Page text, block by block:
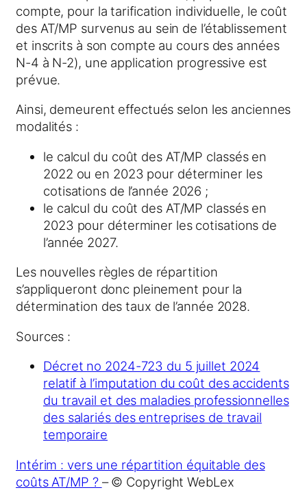
compte, pour la tarification individuelle, le coût
des AT/MP survenus au sein de l’établissement
et inscrits à son compte au cours des années
N-4 à N-2), une application progressive est
prévue.
Ainsi, demeurent effectués selon les anciennes
modalités :
le calcul du coût des AT/MP classés en
2022 ou en 2023 pour déterminer les
cotisations de l’année 2026 ;
le calcul du coût des AT/MP classés en
2023 pour déterminer les cotisations de
l’année 2027.
Les nouvelles règles de répartition
s’appliqueront donc pleinement pour la
détermination des taux de l’année 2028.
Sources :
Décret no 2024-723 du 5 juillet 2024
relatif à l’imputation du coût des accidents
du travail et des maladies professionnelles
des salariés des entreprises de travail
temporaire
Intérim : vers une répartition équitable des
coûts AT/MP ? – © Copyright WebLex